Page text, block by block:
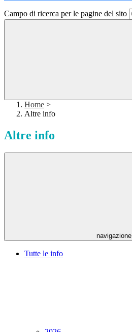
Campo di ricerca per le pagine del sito
Home >
Altre info
Altre info
navigazione
Tutte le info